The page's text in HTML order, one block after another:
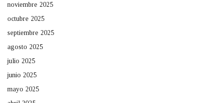
noviembre 2025
octubre 2025
septiembre 2025
agosto 2025
julio 2025
junio 2025
mayo 2025